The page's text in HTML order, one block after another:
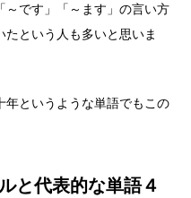
～です」「～ます」の言い方
という人も多いと思いま
年というような単語でもこの
と代表的な単語４